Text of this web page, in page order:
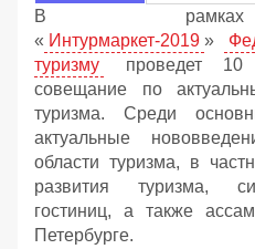
В рамках
« Интурмаркет-2019 »
туризму
проведет 10
совещание по
туризма. Среди
актуальные
области туризма, в
развития туризма,
гостиниц, а также
Петербурге.